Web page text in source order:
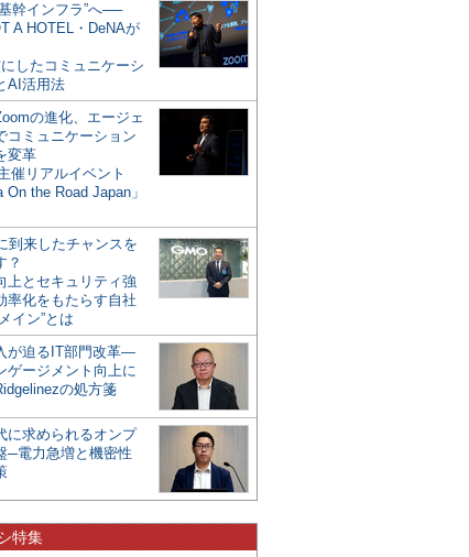
幹インフラ”へ──
A HOTEL・DeNAが
したコミュニケーシ
AI活用法
の進化、エージェ
コミュニケーション
変革
催リアルイベント
On the Road Japan」
到来したチャンスを
？
上とセキュリティ強
率化をもたらす自社
イン”とは
が迫るIT部門改革―
ゲージメント向上に
の処方箋
に求められるオンプ
─電力急増と機密性
特集